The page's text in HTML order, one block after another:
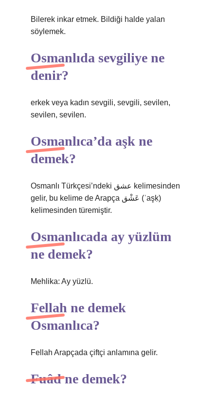
Bilerek inkar etmek. Bildiği halde yalan
söylemek.
Osmanlıda sevgiliye ne
denir?
erkek veya kadın sevgili, sevgili, sevilen,
sevilen, sevilen.
Osmanlıca’da aşk ne
demek?
Osmanlı Türkçesi’ndeki عشق‎ kelimesinden
gelir, bu kelime de Arapça عَشْق‎ (ʿaşḳ)
kelimesinden türemiştir.
Osmanlıcada ay yüzlüm
ne demek?
Mehlika: Ay yüzlü.
Fellah ne demek
Osmanlıca?
Fellah Arapçada çiftçi anlamına gelir.
Fuâd ne demek?